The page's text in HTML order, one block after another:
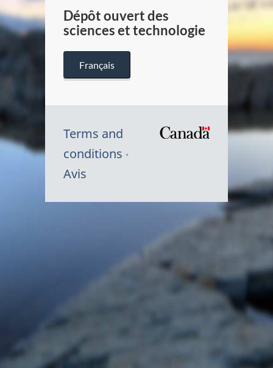
Dépôt ouvert des
sciences et technologie
Français
Terms and
conditions
Avis
du